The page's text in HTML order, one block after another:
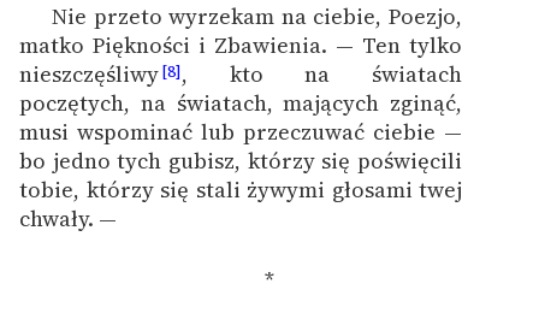
Nie przeto wyrzekam na ciebie, Poezjo,
matko Piękności i Zbawienia. — Ten tylko
nieszczęśliwy[8], kto na światach
poczętych, na światach, mających zginąć,
musi wspominać lub przeczuwać ciebie —
bo jedno tych gubisz, którzy się poświęcili
tobie, którzy się stali żywymi głosami twej
chwały. —
*